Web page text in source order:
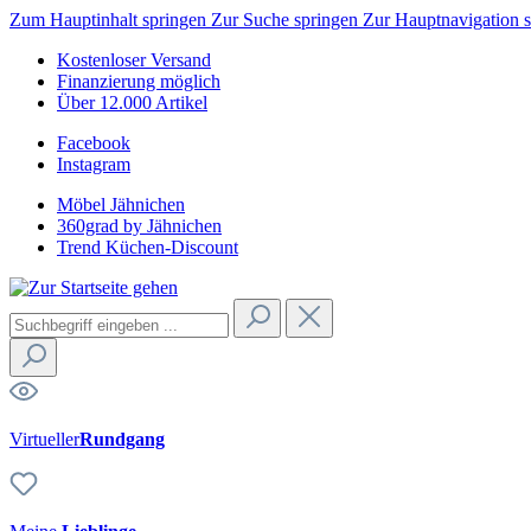
Zum Hauptinhalt springen Zur Suche springen Zur Hauptnavigation
Kostenloser Versand
Finanzierung möglich
Über 12.000 Artikel
Facebook
Instagram
Möbel Jähnichen
360grad by Jähnichen
Trend Küchen-Discount
VirtuellerRundgang